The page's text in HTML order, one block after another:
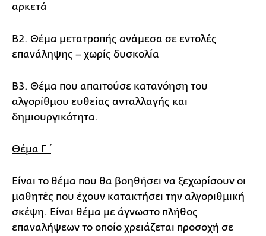
αρκετά
Β2. Θέμα μετατροπής ανάμεσα σε εντολές
επανάληψης – χωρίς δυσκολία
Β3. Θέμα που απαιτούσε κατανόηση του
αλγορίθμου ευθείας ανταλλαγής και
δημιουργικότητα.
Θέμα Γ΄
Είναι το θέμα που θα βοηθήσει να ξεχωρίσουν οι
μαθητές που έχουν κατακτήσει την αλγοριθμική
σκέψη. Είναι θέμα με άγνωστο πλήθος
επαναλήψεων το οποίο χρειάζεται προσοχή σε